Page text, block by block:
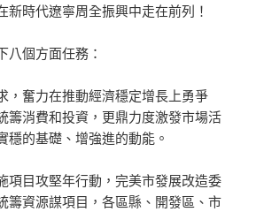
新時代遼寧周全振興中走在前列！
八個方面任務：
，奮力在推動經濟穩定增長上勇爭
籌消費和投資，更鼎力度激發市場活
穩的基礎、增強進的動能。
項目攻堅年行動，完美市發展改造委
籌資源謀項目，各區縣、開發區、市